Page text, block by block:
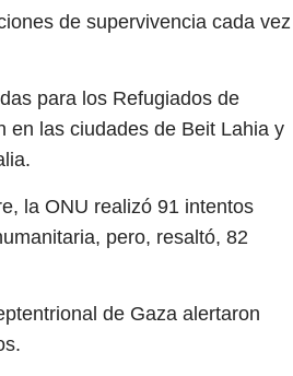
de supervivencia cada vez
para los Refugiados de
en las ciudades de Beit Lahia y
la ONU realizó 91 intentos
pero, resaltó, 82
de Gaza alertaron